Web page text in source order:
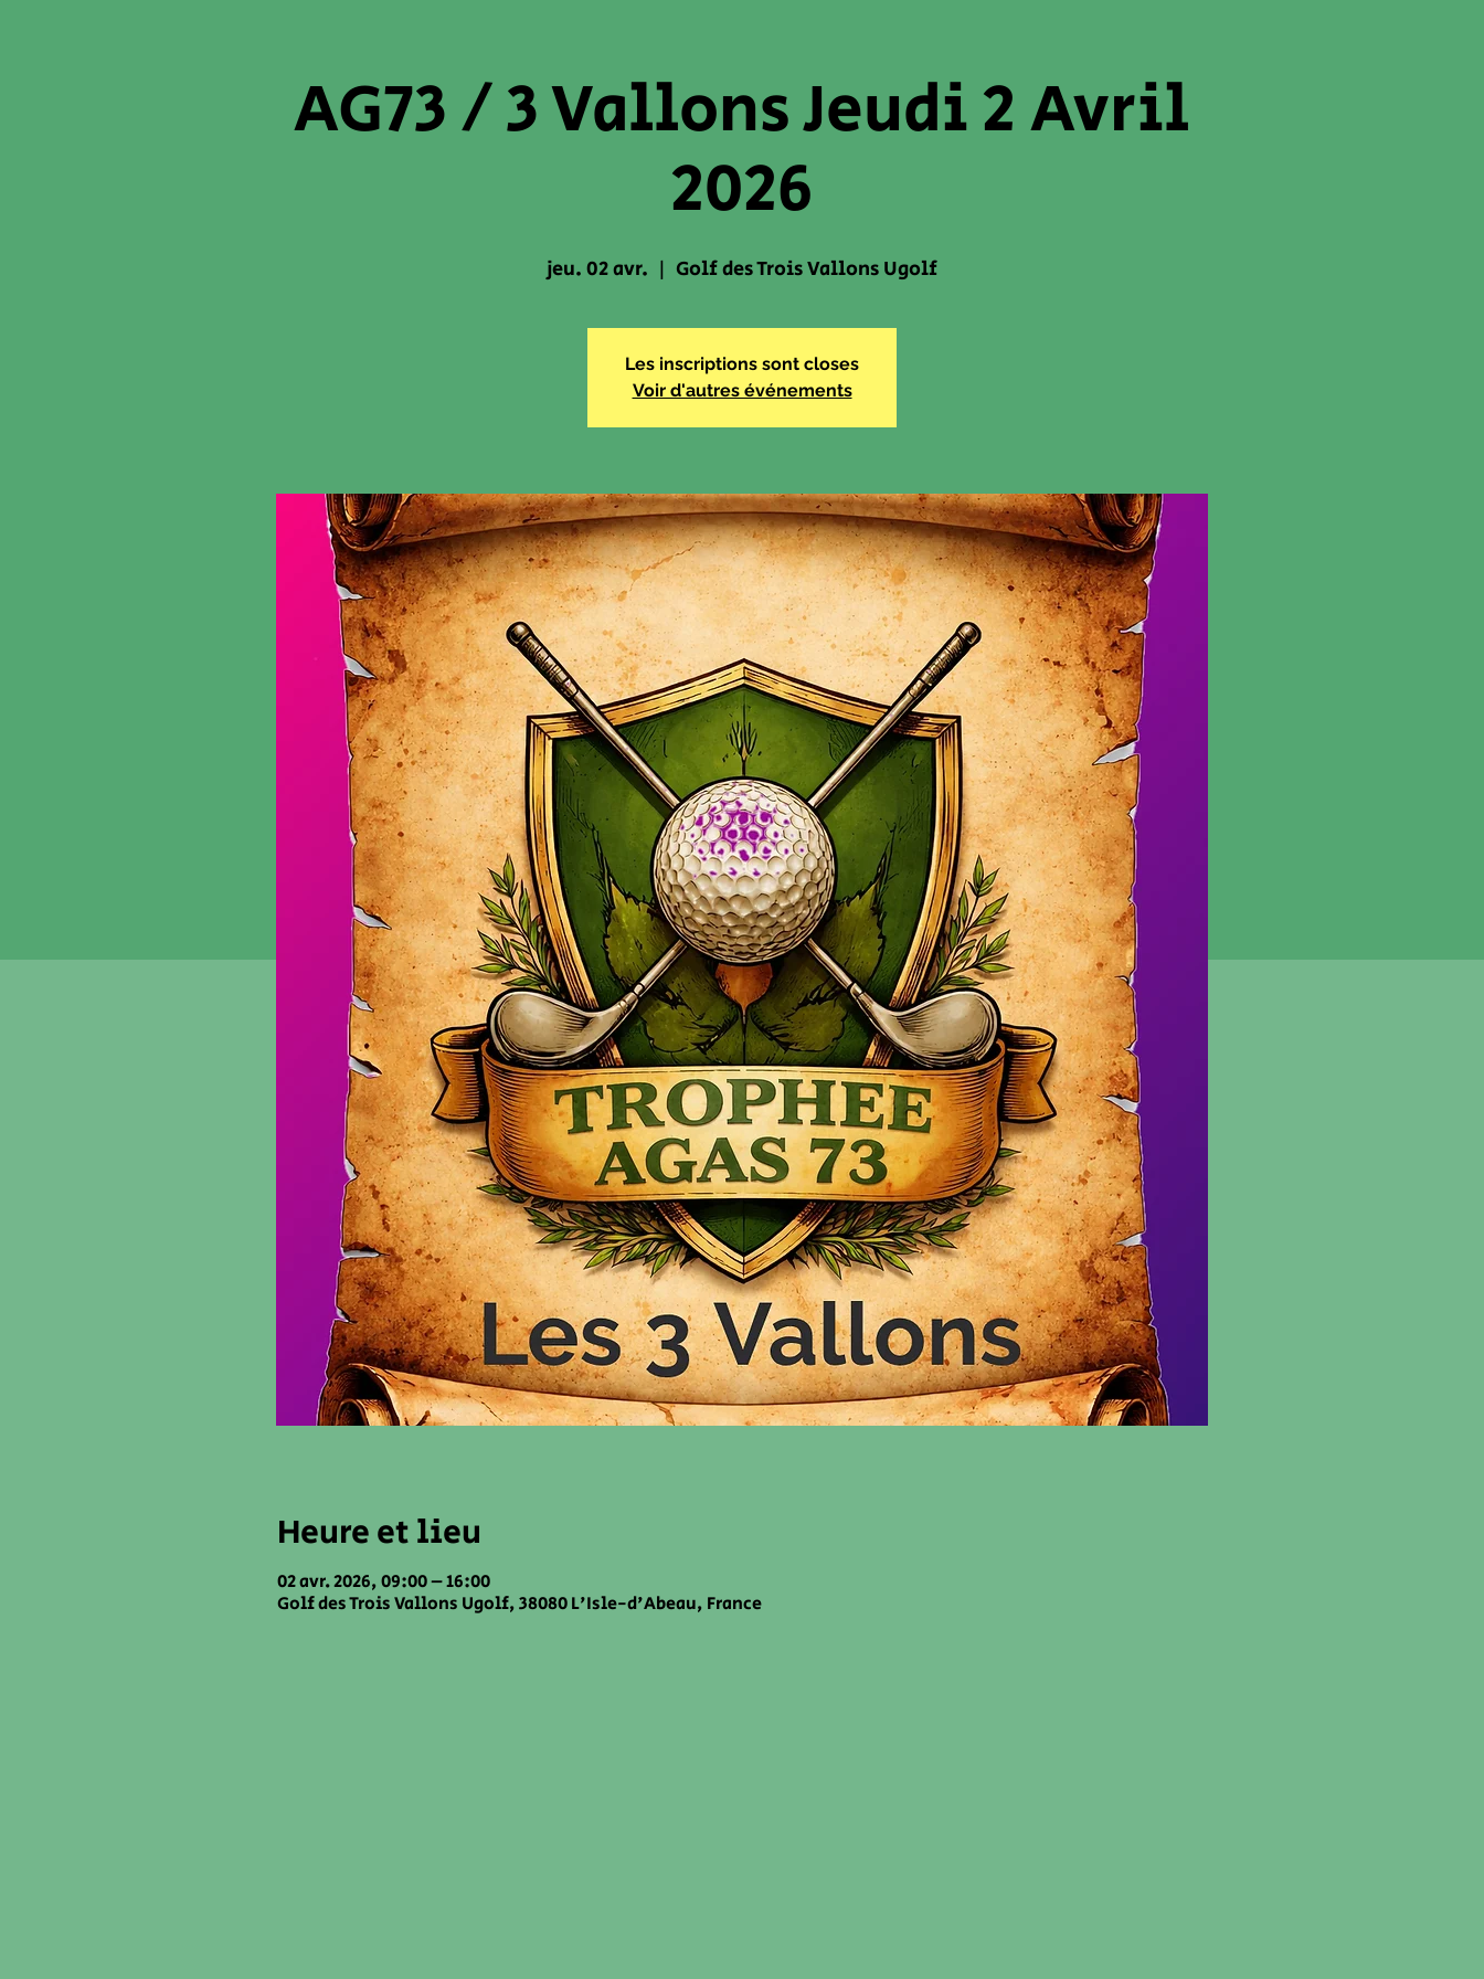
AG73 / 3 Vallons Jeudi 2 Avril
2026
jeu. 02 avr.
  |
Golf des Trois Vallons Ugolf
Les inscriptions sont closes
Voir d'autres événements
Heure et lieu
02 avr. 2026, 09:00 – 16:00
Golf des Trois Vallons Ugolf, 38080 L'Isle-d'Abeau, France